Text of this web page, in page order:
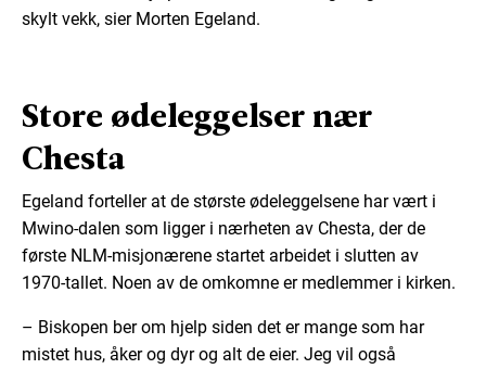
skylt vekk, sier Morten Egeland.
Store ødeleggelser nær
Chesta
Egeland forteller at de største ødeleggelsene har vært i
Mwino-dalen som ligger i nærheten av Chesta, der de
første NLM-misjonærene startet arbeidet i slutten av
1970-tallet. Noen av de omkomne er medlemmer i kirken.
– Biskopen ber om hjelp siden det er mange som har
mistet hus, åker og dyr og alt de eier. Jeg vil også